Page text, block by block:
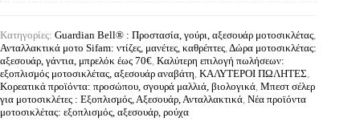
Κατηγορίες: Guardian Bell® : Προστασία, γούρι, αξεσουάρ μοτοσικλέτας,
Ανταλλακτικά μοτο Sifam: ντίζες, μανέτες, καθρέπτες,Δώρα μοτοσικλέτας:
αξεσουάρ, γάντια, μπρελόκ έως 70€, Καλύτερη επιλογή πωλήσεων:
εξοπλισμός μοτοσικλέτας, αξεσουάρ αναβάτη, ΚΑΛΥΤΕΡΟΙ ΠΩΛΗΤΕΣ,
Κορεατικά προϊόντα: προσώπου, σγουρά μαλλιά, βιολογικά, Μπεστ σέλερ
για μοτοσικλέτες : Εξοπλισμός, Αξεσουάρ, Ανταλλακτικά, Νέα προϊόντα
μοτοσικλέτας: εξοπλισμός, αξεσουάρ, ρούχα